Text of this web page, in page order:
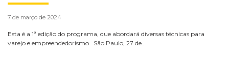
7 de março de 2024
Esta é a 1ª edição do programa, que abordará diversas técnicas para
varejo e empreendedorismo São Paulo, 27 de…